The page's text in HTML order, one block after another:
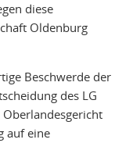
diese
Oldenburg
Beschwerde der
des LG
auf eine